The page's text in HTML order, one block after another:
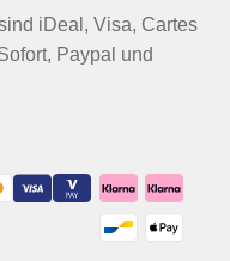
iDeal, Visa, Cartes
Paypal und